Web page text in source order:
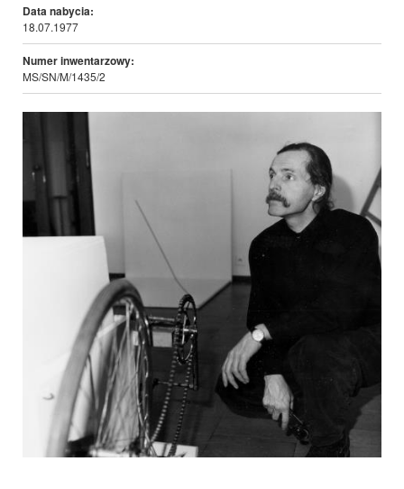
Data nabycia:
18.07.1977
Numer inwentarzowy:
MS/SN/M/1435/2